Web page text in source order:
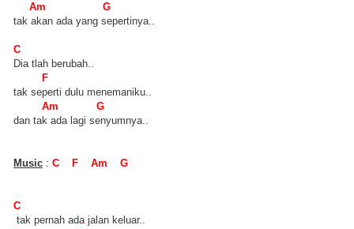
Am G
tak akan ada yang sepertinya..
C
Dia tlah berubah..
F
tak seperti dulu menemaniku..
Am G
dan tak ada lagi senyumnya..
Music : C F Am G
C
tak pernah ada jalan keluar..